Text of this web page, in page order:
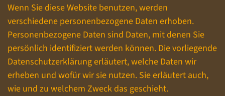
Wenn Sie diese Website benutzen, werden
verschiedene personenbezogene Daten erhoben.
Personenbezogene Daten sind Daten, mit denen Sie
persönlich identifiziert werden können. Die vorliegende
Datenschutzerklärung erläutert, welche Daten wir
erheben und wofür wir sie nutzen. Sie erläutert auch,
wie und zu welchem Zweck das geschieht.